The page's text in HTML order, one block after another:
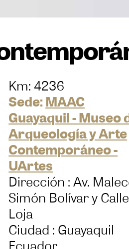
Km: 4236
Sede:MAAC
Guayaquil - Museo
Arqueología y Arte
Contemporáneo -
UArtes
Dirección : Av.
Simón Bolívar y Calle
Loja
Ciudad : Guayaquil
Ecuador